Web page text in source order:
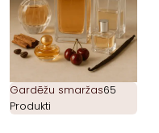
Gardēžu smaržas65
Produkti